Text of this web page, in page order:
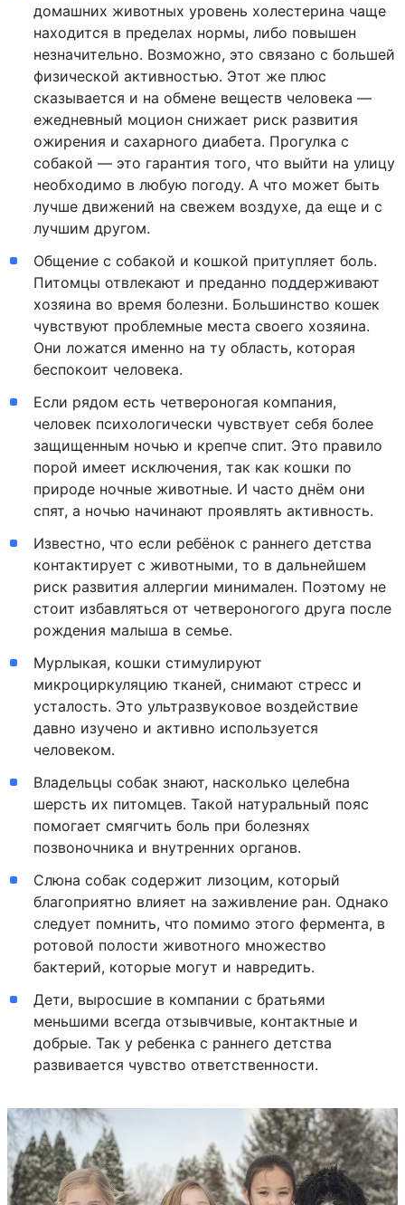
домашних животных уровень холестерина чаще
находится в пределах нормы, либо повышен
незначительно. Возможно, это связано с большей
физической активностью. Этот же плюс
сказывается и на обмене веществ человека —
ежедневный моцион снижает риск развития
ожирения и сахарного диабета. Прогулка с
собакой — это гарантия того, что выйти на улицу
необходимо в любую погоду. А что может быть
лучше движений на свежем воздухе, да еще и с
лучшим другом.
Общение с собакой и кошкой притупляет боль.
Питомцы отвлекают и преданно поддерживают
хозяина во время болезни. Большинство кошек
чувствуют проблемные места своего хозяина.
Они ложатся именно на ту область, которая
беспокоит человека.
Если рядом есть четвероногая компания,
человек психологически чувствует себя более
защищенным ночью и крепче спит. Это правило
порой имеет исключения, так как кошки по
природе ночные животные. И часто днём они
спят, а ночью начинают проявлять активность.
Известно, что если ребёнок с раннего детства
контактирует с животными, то в дальнейшем
риск развития аллергии минимален. Поэтому не
стоит избавляться от четвероногого друга после
рождения малыша в семье.
Мурлыкая, кошки стимулируют
микроциркуляцию тканей, снимают стресс и
усталость. Это ультразвуковое воздействие
давно изучено и активно используется
человеком.
Владельцы собак знают, насколько целебна
шерсть их питомцев. Такой натуральный пояс
помогает смягчить боль при болезнях
позвоночника и внутренних органов.
Слюна собак содержит лизоцим, который
благоприятно влияет на заживление ран. Однако
следует помнить, что помимо этого фермента, в
ротовой полости животного множество
бактерий, которые могут и навредить.
Дети, выросшие в компании с братьями
меньшими всегда отзывчивые, контактные и
добрые. Так у ребенка с раннего детства
развивается чувство ответственности.